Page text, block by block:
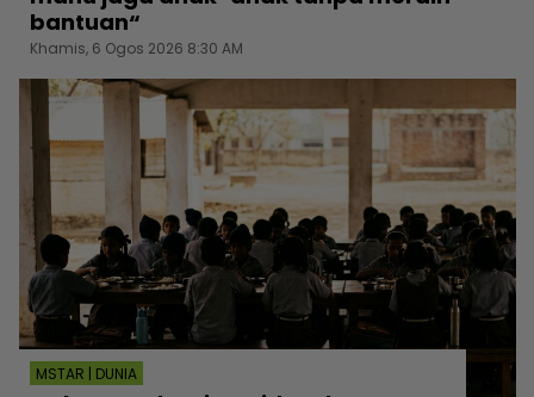
bantuan“
Khamis, 6 Ogos 2026 8:30 AM
MSTAR | DUNIA